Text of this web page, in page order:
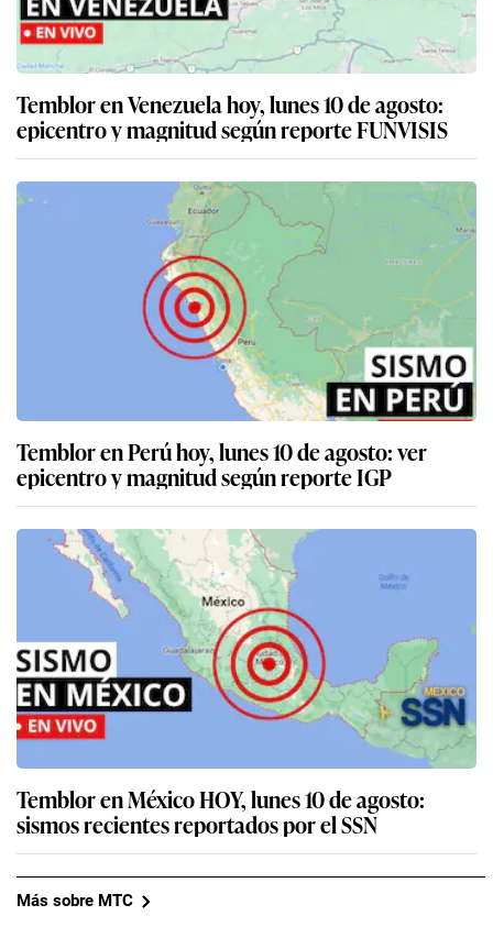
Temblor en Venezuela hoy, lunes 10 de agosto:
epicentro y magnitud según reporte FUNVISIS
Temblor en Perú hoy, lunes 10 de agosto: ver
epicentro y magnitud según reporte IGP
Temblor en México HOY, lunes 10 de agosto:
sismos recientes reportados por el SSN
Más sobre MTC